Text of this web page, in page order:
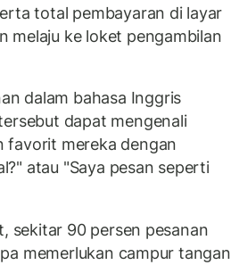
total pembayaran di layar
melaju ke loket pengambilan
dalam bahasa Inggris
dapat mengenali
favorit mereka dengan
atau "Saya pesan seperti
sekitar 90 persen pesanan
memerlukan campur tangan